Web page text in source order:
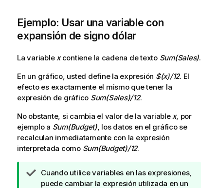
Ejemplo: Usar una variable con
expansión de signo dólar
La variable xcontiene la cadena de texto Sum(Sales).
En un gráfico, usted define la expresión $(x)/12. El
efecto es exactamente el mismo que tener la
expresión de gráfico Sum(Sales)/12.
No obstante, si cambia el valor de la variable x, por
ejemplo a Sum(Budget), los datos en el gráfico se
recalculan inmediatamente con la expresión
interpretada como Sum(Budget)/12.
N
o
Cuando utilice variables en las expresiones,
puede cambiar la expresión utilizada en un